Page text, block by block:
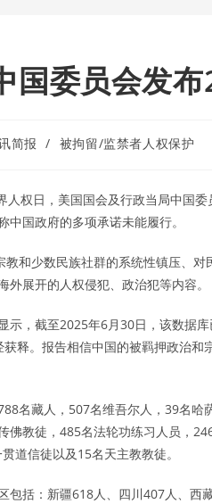
国委员会发
简报 / 被拘留/监禁者人权保护
人权日，美国国会及行政当局中国
国政府的多项承诺未能履行。
和少数民族社群的系统性镇压、
展开的人权侵犯、政治犯等内容。
示，截至2025年6月30日，该数据
释。报告相信中国的被羁押政治和
名藏人，507名维吾尔人，39名
教徒，485名法轮功练习人员，
道信徒以及15名天主教教徒。
包括：新疆618人、四川407人、西